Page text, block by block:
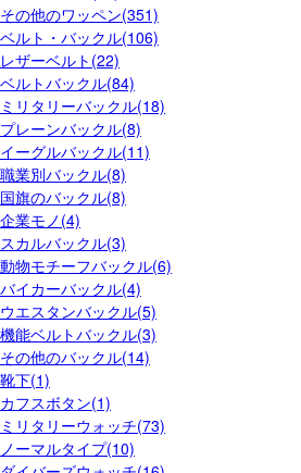
その他のワッペン(351)
ベルト・バックル(106)
レザーベルト(22)
ベルトバックル(84)
ミリタリーバックル(18)
プレーンバックル(8)
イーグルバックル(11)
職業別バックル(8)
国旗のバックル(8)
企業モノ(4)
スカルバックル(3)
動物モチーフバックル(6)
バイカーバックル(4)
ウエスタンバックル(5)
機能ベルトバックル(3)
その他のバックル(14)
靴下(1)
カフスボタン(1)
ミリタリーウォッチ(73)
ノーマルタイプ(10)